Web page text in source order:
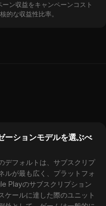
ン収益をキャンペーンコスト
的な収益性比率。
ーションモデルを選ぶべ
デフォルトは、サブスクリプ
ルが最も広く、プラットフォ
Playのサブスクリプション
ケールに達した際のユニット